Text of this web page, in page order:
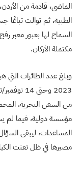
الطبية، ثم توالت تباعًا
السماح لها بعبور معبر
مكتملة الأركان.
مؤسسة دولية، فيما لم
المساعدات، ليبقى
مصيرها في ظل تعنت